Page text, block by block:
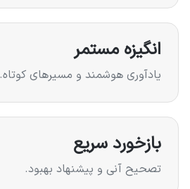
انگیزه مستمر
یادآوری هوشمند و مسیرهای کوتاه.
بازخورد سریع
تصحیح آنی و پیشنهاد بهبود.